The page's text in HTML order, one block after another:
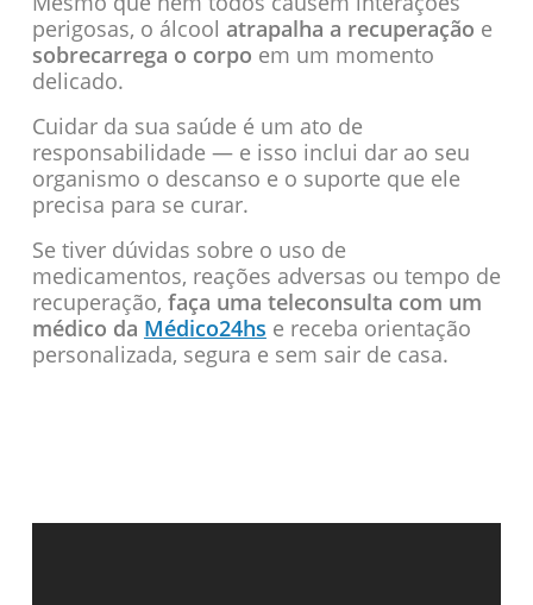
perigosas, o álcool atrapalha a recuperação e
sobrecarrega o corpo em um momento
delicado.
Cuidar da sua saúde é um ato de
responsabilidade — e isso inclui dar ao seu
organismo o descanso e o suporte que ele
precisa para se curar.
Se tiver dúvidas sobre o uso de
medicamentos, reações adversas ou tempo de
recuperação, faça uma teleconsulta com um
médico da Médico24hs e receba orientação
personalizada, segura e sem sair de casa.